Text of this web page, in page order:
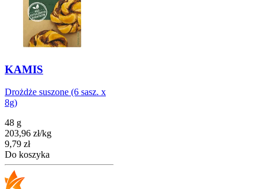
KAMIS
Drożdże suszone (6 sasz. x
8g)
48 g
203,96 zł/kg
Cena
9,79 zł
Do koszyka